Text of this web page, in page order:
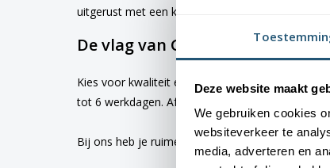
Deze website maakt
We gebruiken cookies
websiteverkeer te
media, adverteren en
uitgerust met een koord en lusje, terwijl de
De vlag van Goudswaard
Kies voor kwaliteit en betrouwbaarheid met
tot 6 werkdagen. Afhankelijk van de locatie
Bij ons heb je ruime keus uitvlaggen. Altijd met